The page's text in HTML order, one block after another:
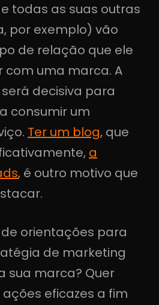
todas as suas outras
por exemplo) vão
de relação que ele
com uma marca. A
decisiva para
consumir um
Ter um blog, que
a
, é outro motivo que
de orientações para
de marketing
sua marca? Quer
eficazes a fim